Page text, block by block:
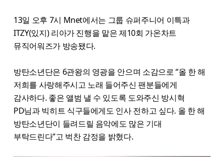
13일 오후 7시 Mnet에서는 그룹 슈퍼주니어 이특과
ITZY(있지) 리아가 진행을 맡은 제10회 가온차트
뮤직어워즈가 방송됐다.
방탄소년단은 6관왕의 영광을 안으며 소감으로 “올 한 해
저희를 사랑해주시고 노래 들어주신 팬분들에게
감사하다. 좋은 앨범 낼 수 있도록 도와주신 방시혁
PD님과 빅히트 식구들에게도 인사 전하고 싶다. 올 한 해
방탄소년단이 들려드릴 음악에도 많은 기대
부탁드린다”고 벅찬 감정을 밝혔다.